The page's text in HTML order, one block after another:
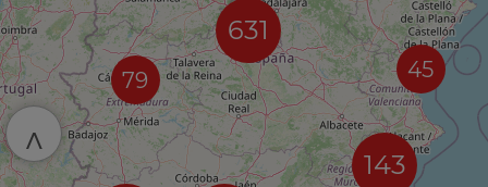
79
631
45
143
^